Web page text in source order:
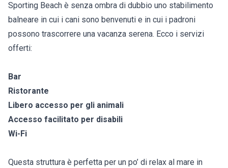
Sporting Beach è senza ombra di dubbio uno stabilimento
balneare in cui i cani sono benvenuti e in cui i padroni
possono trascorrere una vacanza serena. Ecco i servizi
offerti:
Bar
Ristorante
Libero accesso per gli animali
Accesso facilitato per disabili
Wi-Fi
Questa struttura è perfetta per un po’ di relax al mare in